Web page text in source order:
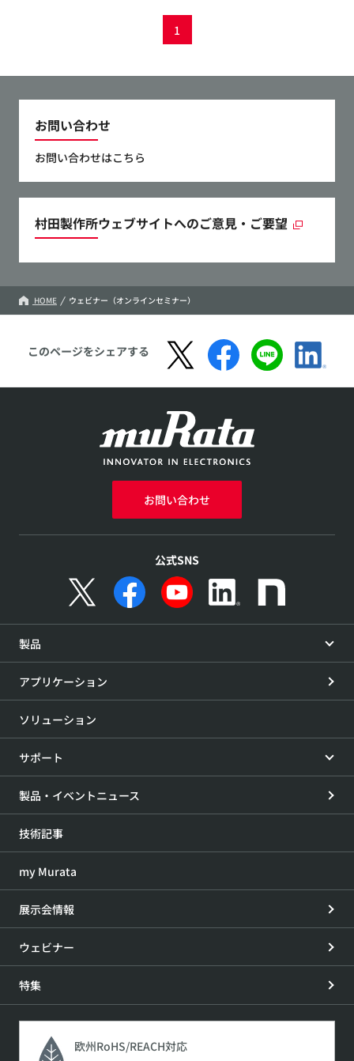
1
お問い合わせ
お問い合わせはこちら
村田製作所ウェブサイトへのご意見・ご要望
HOME ウェビナー（オンラインセミナー）
このページをシェアする
お問い合わせ
公式SNS
製品
アプリケーション
ソリューション
サポート
製品・イベントニュース
技術記事
my Murata
展示会情報
ウェビナー
特集
欧州RoHS/REACH対応